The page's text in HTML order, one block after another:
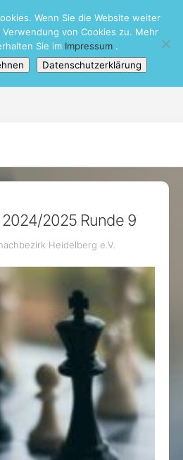
Heidelberg e.V.
2025 Runde 9
Heidelberg e.V.
Wenn Sie die Website weiter
von Cookies zu. Mehr
Sie im Impressum .
Datenschutzerklärung